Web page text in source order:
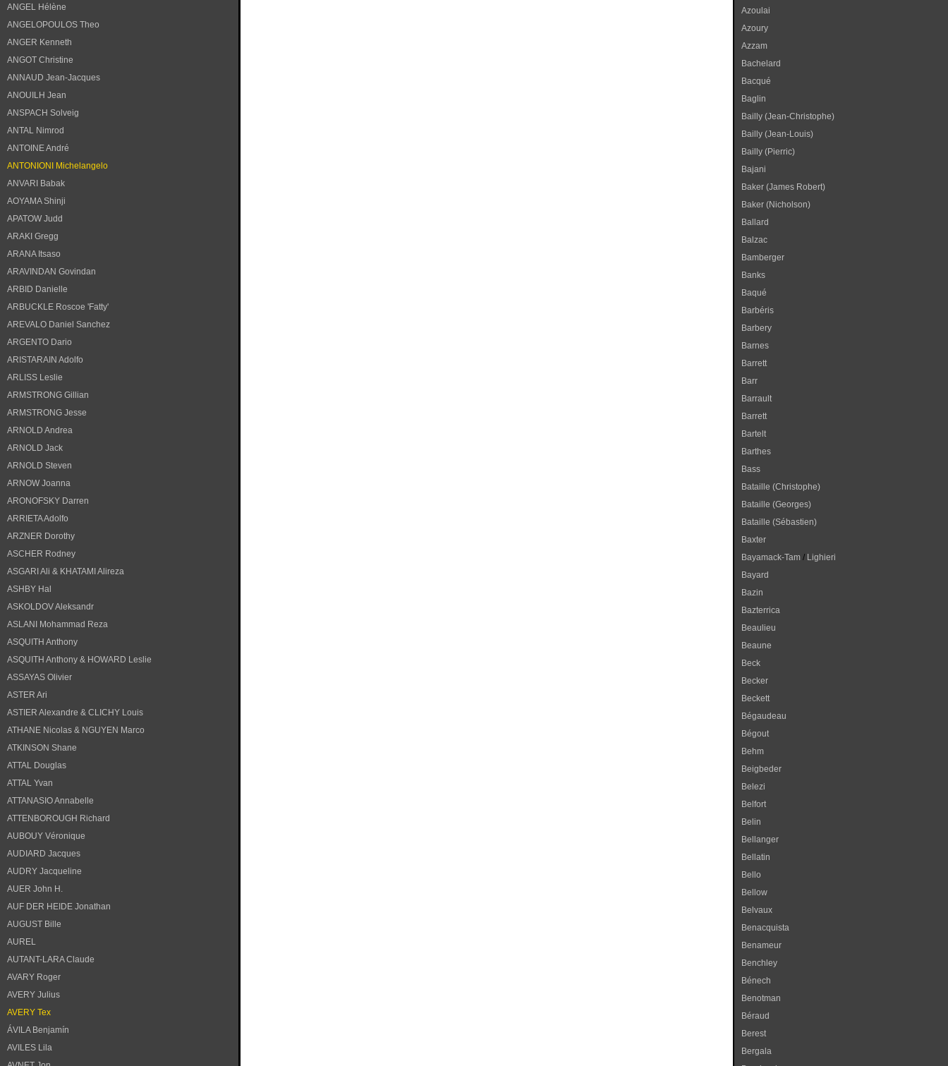
ANGEL Hélène
ANGELOPOULOS Theo
ANGER Kenneth
ANGOT Christine
ANNAUD Jean-Jacques
ANOUILH Jean
ANSPACH Solveig
ANTAL Nimrod
ANTOINE André
ANTONIONI Michelangelo
ANVARI Babak
AOYAMA Shinji
APATOW Judd
ARAKI Gregg
ARANA Itsaso
ARAVINDAN Govindan
ARBID Danielle
ARBUCKLE Roscoe 'Fatty'
AREVALO Daniel Sanchez
ARGENTO Dario
ARISTARAIN Adolfo
ARLISS Leslie
ARMSTRONG Gillian
ARMSTRONG Jesse
ARNOLD Andrea
ARNOLD Jack
ARNOLD Steven
ARNOW Joanna
ARONOFSKY Darren
ARRIETA Adolfo
ARZNER Dorothy
ASCHER Rodney
ASGARI Ali & KHATAMI Alireza
ASHBY Hal
ASKOLDOV Aleksandr
ASLANI Mohammad Reza
ASQUITH Anthony
ASQUITH Anthony & HOWARD Leslie
ASSAYAS Olivier
ASTER Ari
ASTIER Alexandre & CLICHY Louis
ATHANE Nicolas & NGUYEN Marco
ATKINSON Shane
ATTAL Douglas
ATTAL Yvan
ATTANASIO Annabelle
ATTENBOROUGH Richard
AUBOUY Véronique
AUDIARD Jacques
AUDRY Jacqueline
AUER John H.
AUF DER HEIDE Jonathan
AUGUST Bille
AUREL
AUTANT-LARA Claude
AVARY Roger
AVERY Julius
AVERY Tex
ÁVILA Benjamín
AVILES Lila
Azoulai
Azoury
Azzam
Bachelard
Bacqué
Baglin
Bailly (Jean-Christophe)
Bailly (Jean-Louis)
Bailly (Pierric)
Bajani
Baker (James Robert)
Baker (Nicholson)
Ballard
Balzac
Bamberger
Banks
Baqué
Barbéris
Barbery
Barnes
Barrett
Barr
Barrault
Barrett
Bartelt
Barthes
Bass
Bataille (Christophe)
Bataille (Georges)
Bataille (Sébastien)
Baxter
Bayamack-Tam / Lighieri
Bayard
Bazin
Bazterrica
Beaulieu
Beaune
Beck
Becker
Beckett
Bégaudeau
Bégout
Behm
Beigbeder
Belezi
Belfort
Belin
Bellanger
Bellatin
Bello
Bellow
Belvaux
Benacquista
Benameur
Benchley
Bénech
Benotman
Béraud
Berest
Bergala